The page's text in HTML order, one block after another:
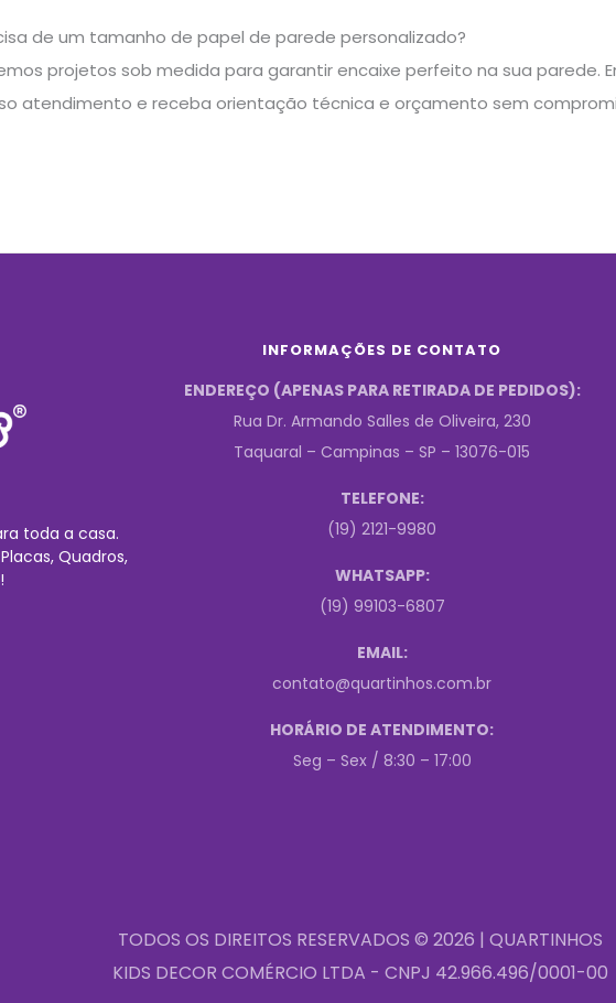
de um tamanho de papel de parede personalizado?
projetos sob medida para garantir encaixe perfeito na sua parede.
atendimento e receba orientação técnica e orçamento sem
toda a casa.
Quadros,
INFORMAÇÕES DE CONTATO
ENDEREÇO (APENAS PARA RETIRADA DE PEDIDOS):
Rua Dr. Armando Salles de Oliveira, 230
Taquaral – Campinas – SP – 13076-015
TELEFONE:
(19) 2121-9980
WHATSAPP:
(19) 99103-6807
EMAIL:
contato@quartinhos.com.br
HORÁRIO DE ATENDIMENTO:
Seg – Sex / 8:30 – 17:00
TODOS OS DIREITOS RESERVADOS © 2026 | QUARTINHOS
KIDS DECOR COMÉRCIO LTDA - CNPJ 42.966.496/0001-00